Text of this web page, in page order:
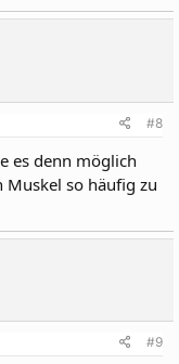
#8
es denn möglich
Muskel so häufig zu
#9